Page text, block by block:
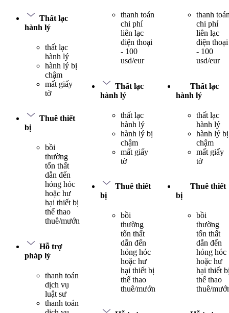
Thất lạc
hành lý
thất lạc
hành lý
hành lý bị
chậm
mất giấy
tờ
Thuê thiết
bị
bồi
thường
tổn thất
dẫn đến
hỏng hóc
hoặc hư
hại thiết bị
thể thao
thuê/mướn
Hỗ trợ
pháp lý
thanh toán
dịch vụ
luật sư
thanh toán
thanh toán
chi phí
liên lạc
điện thoại
- 100
usd/eur
Thất lạc
hành lý
thất lạc
hành lý
hành lý bị
chậm
mất giấy
tờ
Thuê thiết
bị
bồi
thường
tổn thất
dẫn đến
hỏng hóc
hoặc hư
hại thiết bị
thể thao
thuê/mướn
thanh
chi phí
liên lạc
điện thoại
- 100
usd/eur
Thất lạc
hành lý
thất lạc
hành lý
hành lý bị
chậm
mất giấy
tờ
Thuê thiết
bị
bồi
thường
tổn thất
dẫn đến
hỏng hóc
hoặc hư
hại thiết
thể thao
thuê/